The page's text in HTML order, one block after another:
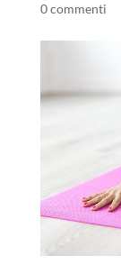
0 commenti